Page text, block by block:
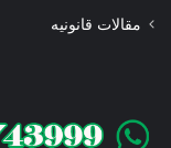
مقالات قانونيه